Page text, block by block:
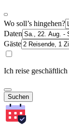
Wo soll’s hingehen?
Daten
Gäste
Ich reise geschäftlich
Suchen